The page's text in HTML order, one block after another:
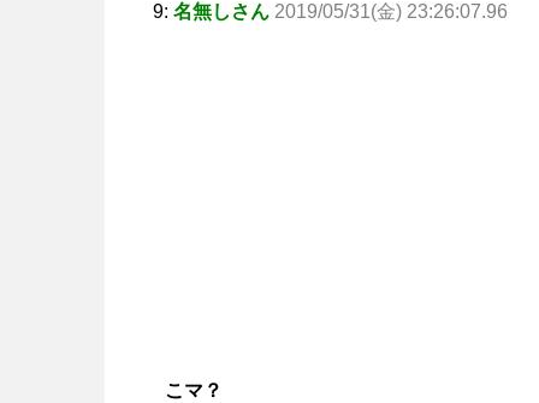
9: 名無しさん 2019/05/31(金) 23:26:07.96
こマ？